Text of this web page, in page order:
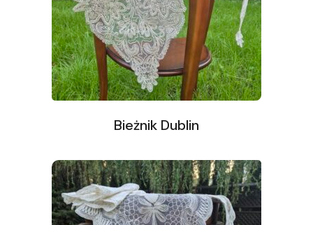
Bieżnik Dublin